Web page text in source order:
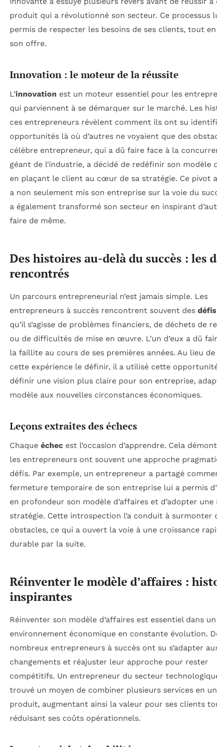
produit qui a révolutionné son secteur. Ce processus
permis de respecter les besoins de ses clients, tout
son offre.
Innovation : le moteur de la réussite
L’innovation est un moteur essentiel pour les
qui parviennent à se démarquer sur le marché. Les
ces entrepreneurs révèlent comment ils ont su
opportunités là où d’autres ne voyaient que des
célèbre entrepreneur, qui a dû faire face à la
géant de l’industrie, a décidé de redéfinir son modèle
en plaçant le client au cœur de sa stratégie. Ce pivot
a non seulement mis son entreprise sur la voie du
a également transformé son secteur en inspirant
faire de même.
Des histoires au-delà du succès : les
rencontrés
Un parcours entrepreneurial n’est jamais simple. Les
entrepreneurs à succès rencontrent souvent des défis
qu’il s’agisse de problèmes financiers, de déchets de
ou de difficultés de mise en œuvre. L’un d’eux a dû
la faillite au cours de ses premières années. Au lieu de
cette expérience le définir, il a utilisé cette
définir une vision plus claire pour son entreprise,
modèle aux nouvelles circonstances économiques.
Leçons extraites des échecs
Chaque échec est l’occasion d’apprendre. Cela
les entrepreneurs ont souvent une approche
défis. Par exemple, un entrepreneur a partagé
fermeture temporaire de son entreprise lui a permis
en profondeur son modèle d’affaires et d’adopter une
stratégie. Cette introspection l’a conduit à surmonter
obstacles, ce qui a ouvert la voie à une croissance
durable par la suite.
Réinventer le modèle d’affaires :
inspirantes
Réinventer son modèle d’affaires est essentiel dans un
environnement économique en constante évolution.
nombreux entrepreneurs à succès ont su s’adapter
changements et réajuster leur approche pour rester
compétitifs. Un entrepreneur du secteur
trouvé un moyen de combiner plusieurs services en
produit, augmentant ainsi la valeur pour ses clients
réduisant ses coûts opérationnels.